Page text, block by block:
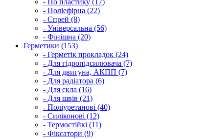
- Поліефірна (22)
- Спрей (8)
- Універсальна (56)
- Фінішна (20)
Герметики (153)
- Герметік прокладок (24)
- Для гідропідсилювача (7)
- Для двигуна, АКПП (7)
- Для радіатора (6)
- Для скла (16)
- Для швів (21)
- Поліуретанові (40)
- Силіконові (12)
- Термостійкі (11)
- Фіксатори (9)